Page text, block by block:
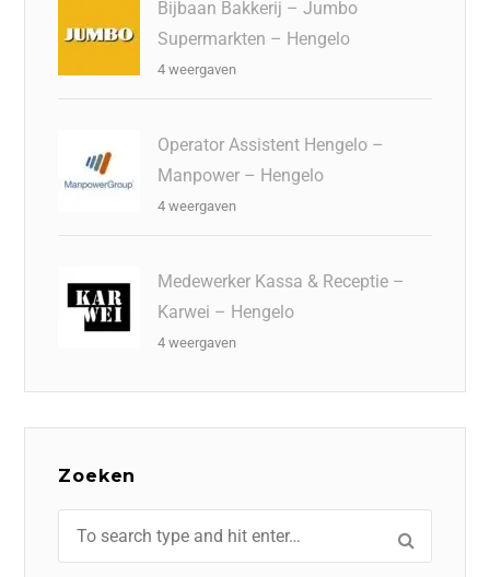
Bijbaan Bakkerij – Jumbo
Supermarkten – Hengelo
4 weergaven
Operator Assistent Hengelo –
Manpower – Hengelo
4 weergaven
Medewerker Kassa & Receptie –
Karwei – Hengelo
4 weergaven
Zoeken